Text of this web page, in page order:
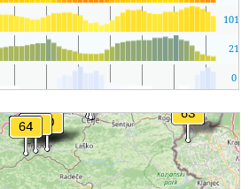
1016
21
0